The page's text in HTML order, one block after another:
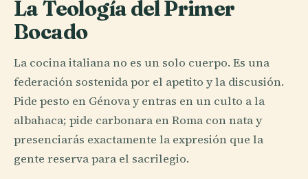
La Teología del Primer
Bocado
La cocina italiana no es un solo cuerpo. Es una
federación sostenida por el apetito y la discusión.
Pide pesto en Génova y entras en un culto a la
albahaca; pide carbonara en Roma con nata y
presenciarás exactamente la expresión que la
gente reserva para el sacrilegio.